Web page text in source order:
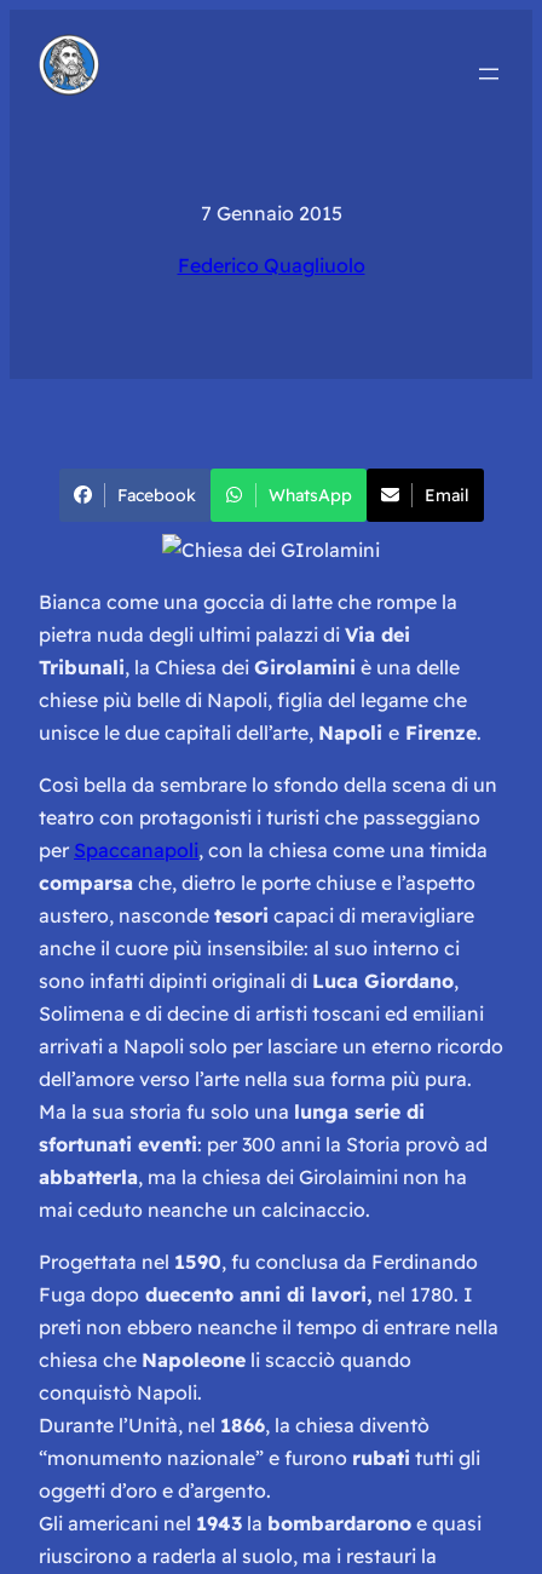
7 Gennaio 2015
Federico Quagliuolo
Facebook WhatsApp Email
Bianca come una goccia di latte che rompe la
pietra nuda degli ultimi palazzi di Via dei
Tribunali, la Chiesa dei Girolamini è una delle
chiese più belle di Napoli, figlia del legame che
unisce le due capitali dell’arte, Napoli e Firenze.
Così bella da sembrare lo sfondo della scena di un
teatro con protagonisti i turisti che passeggiano
per Spaccanapoli, con la chiesa come una timida
comparsa che, dietro le porte chiuse e l’aspetto
austero, nasconde tesori capaci di meravigliare
anche il cuore più insensibile: al suo interno ci
sono infatti dipinti originali di Luca Giordano,
Solimena e di decine di artisti toscani ed emiliani
arrivati a Napoli solo per lasciare un eterno ricordo
dell’amore verso l’arte nella sua forma più pura.
Ma la sua storia fu solo una lunga serie di
sfortunati eventi: per 300 anni la Storia provò ad
abbatterla, ma la chiesa dei Girolaimini non ha
mai ceduto neanche un calcinaccio.
Progettata nel 1590, fu conclusa da Ferdinando
Fuga dopo duecento anni di lavori, nel 1780. I
preti non ebbero neanche il tempo di entrare nella
chiesa che Napoleone li scacciò quando
conquistò Napoli.
Durante l’Unità, nel 1866, la chiesa diventò
“monumento nazionale” e furono rubati tutti gli
oggetti d’oro e d’argento.
Gli americani nel 1943 la bombardarono e quasi
riuscirono a raderla al suolo, ma i restauri la